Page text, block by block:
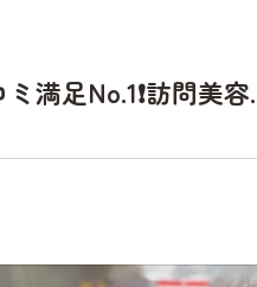
満足No.1❗️訪問美容